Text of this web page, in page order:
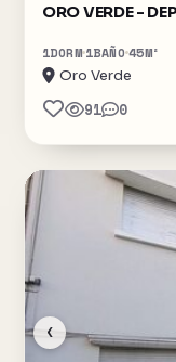
1DORM 1BAÑO45M²
Oro Verde
91 0
‹